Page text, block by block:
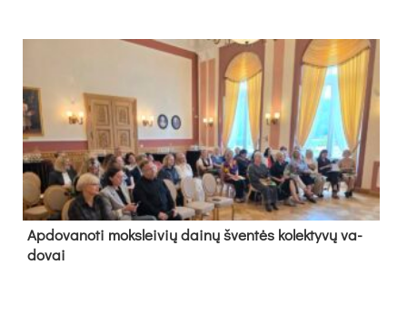
Ap­do­va­no­ti moks­lei­vių dai­nų šven­tės ko­lek­ty­vų va­
do­vai